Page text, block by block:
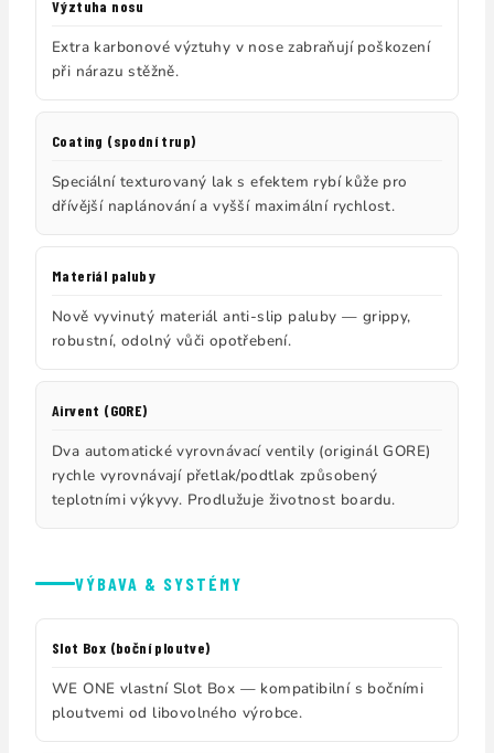
Výztuha nosu
Extra karbonové výztuhy v nose zabraňují poškození
při nárazu stěžně.
Coating (spodní trup)
Speciální texturovaný lak s efektem rybí kůže pro
dřívější naplánování a vyšší maximální rychlost.
Materiál paluby
Nově vyvinutý materiál anti-slip paluby — grippy,
robustní, odolný vůči opotřebení.
Airvent (GORE)
Dva automatické vyrovnávací ventily (originál GORE)
rychle vyrovnávají přetlak/podtlak způsobený
teplotními výkyvy. Prodlužuje životnost boardu.
VÝBAVA & SYSTÉMY
Slot Box (boční ploutve)
WE ONE vlastní Slot Box — kompatibilní s bočními
ploutvemi od libovolného výrobce.